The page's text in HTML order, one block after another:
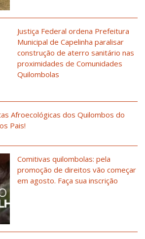
Justiça Federal ordena Prefeitura
Municipal de Capelinha paralisar
construção de aterro sanitário nas
proximidades de Comunidades
Quilombolas
Afroecológicas dos Quilombos do
Pais!
Comitivas quilombolas: pela
promoção de direitos vão começar
em agosto. Faça sua inscrição